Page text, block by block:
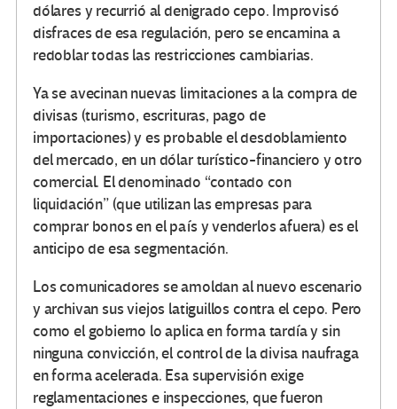
dólares y recurrió al denigrado cepo. Improvisó
disfraces de esa regulación, pero se encamina a
redoblar todas las restricciones cambiarias.
Ya se avecinan nuevas limitaciones a la compra de
divisas (turismo, escrituras, pago de
importaciones) y es probable el desdoblamiento
del mercado, en un dólar turístico-financiero y otro
comercial. El denominado “contado con
liquidación” (que utilizan las empresas para
comprar bonos en el país y venderlos afuera) es el
anticipo de esa segmentación.
Los comunicadores se amoldan al nuevo escenario
y archivan sus viejos latiguillos contra el cepo. Pero
como el gobierno lo aplica en forma tardía y sin
ninguna convicción, el control de la divisa naufraga
en forma acelerada. Esa supervisión exige
reglamentaciones e inspecciones, que fueron